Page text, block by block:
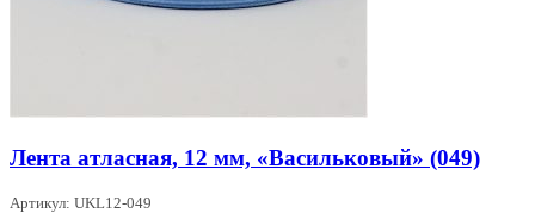
Лента атласная, 12 мм, «Васильковый» (049)
Артикул: UKL12-049